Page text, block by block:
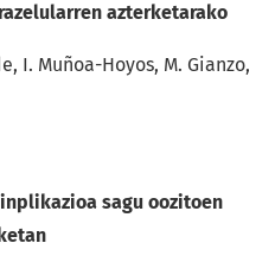
azterketarako
I. Muñoa-Hoyos, M. Gianzo,
sagu oozitoen